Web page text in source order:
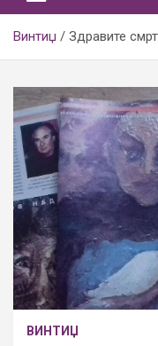
Винтиџ Здравите
ВИНТИЏ